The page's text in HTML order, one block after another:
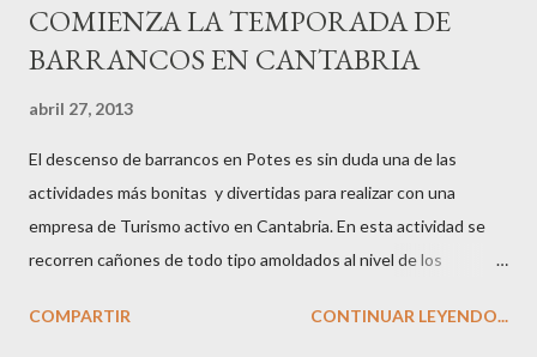
COMIENZA LA TEMPORADA DE
BARRANCOS EN CANTABRIA
abril 27, 2013
El descenso de barrancos en Potes es sin duda una de las
actividades más bonitas y divertidas para realizar con una
empresa de Turismo activo en Cantabria. En esta actividad se
recorren cañones de todo tipo amoldados al nivel de los
puedan disfrutar de esta aventura y diversión. El descenso de
COMPARTIR CONTINUAR LEYENDO...